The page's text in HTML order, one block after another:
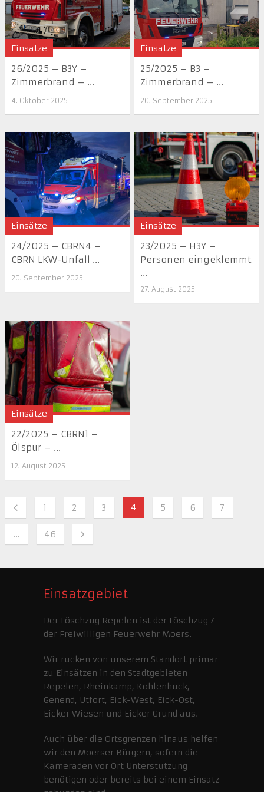
Einsätze
26/2025 – B3Y –
Zimmerbrand – ...
4. Oktober 2025
Einsätze
25/2025 – B3 –
Zimmerbrand – ...
20. September 2025
Einsätze
24/2025 – CBRN4 –
CBRN LKW-Unfall ...
20. September 2025
Einsätze
23/2025 – H3Y –
Personen eingeklemmt
...
27. August 2025
Einsätze
22/2025 – CBRN1 –
Ölspur – ...
12. August 2025
1 2 3 4 5 6 7
… 46
Einsatzgebiet
Der Löschzug Repelen ist der Löschzug 7
der Freiwilligen Feuerwehr Moers.
Wir rücken von unserem Standort primär
zu Einsätzen in den Stadtgebieten
Repelen, Rheinkamp, Kohlenhuck,
Genend, Utfort, Eick-West, Eick-Ost,
Eicker Wiesen und Eicker Grund aus.
Auch über die Ortsgrenzen hinaus helfen
wir den Moerser Bürgern, sofern die
Kameraden vor Ort Unterstützung
benötigen oder bereits bei einem Einsatz